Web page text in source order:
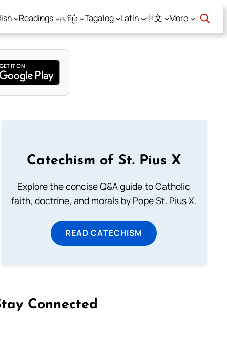
Readings தமிழ் Tagalog Latin 中文 More
Catechism of St. Pius X
Explore the concise Q&A guide to Catholic
faith, doctrine, and morals by Pope St. Pius X.
READ CATECHISM
Connected